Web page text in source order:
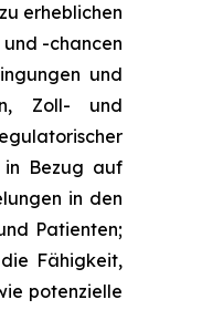
erheblichen
-chancen
und
Zoll- und
in Bezug auf
in den
Patienten;
Fähigkeit,
potenzielle